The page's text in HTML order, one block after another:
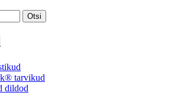
Otsi
tarvikud
dildod